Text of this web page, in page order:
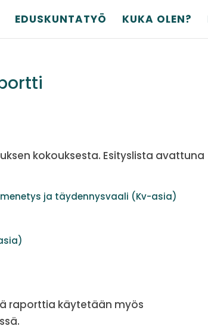
EDUSKUNTATYÖ KUKA OLEN?
kokouksesta. Esityslista avattuna
ja täydennysvaali (Kv-asia)
raporttia käytetään myös